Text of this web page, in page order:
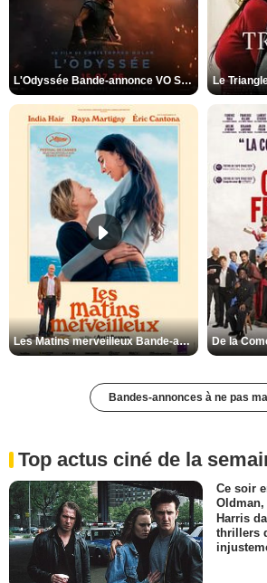
L'Odyssée Bande-annonce VO STFR Le
Les Matins merveilleux Bande-annonce VF
Bandes-annonces à ne pas
Top actus ciné de la
Ce soir
Oldman,
Harris
thrillers